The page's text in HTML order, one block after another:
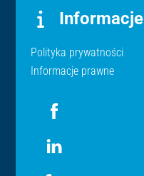
Informacje
Polityka prywatności
Informacje prawne
Icon
label
Icon
label